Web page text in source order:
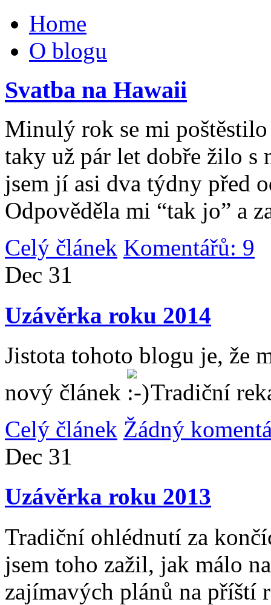
Home
O blogu
Svatba na Hawaii
Minulý rok se mi
taky už pár let dobře žilo
jsem jí asi dva týdny před
Odpověděla mi “tak jo” a
Celý článek Komentářů: 9
Dec 31
Uzávěrka roku 2014
Jistota tohoto blogu je, že
nový článek
Tradiční
Celý článek Žádný
Dec 31
Uzávěrka roku 2013
Tradiční ohlédnutí za
jsem toho zažil, jak málo
zajímavých plánů na příští